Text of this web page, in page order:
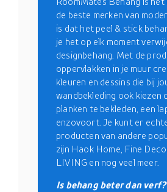
de beste merken van
is dat het peel & stick
je het op elk moment
designbehang. Met de
oppervlakken in je muur
kleuren en dessins die bij
wandbekleding ook kiezen
planken te bekleden, een
enzovoort. Je kunt er
producten van andere
zijn Haok Home, Fine
LIVING en nog veel meer.
Is behang beter dan verf?